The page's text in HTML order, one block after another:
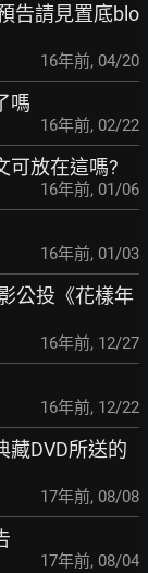
告請見置底blo
16年前, 04/20
嗎
16年前, 02/22
可放在這嗎?
16年前, 01/06
16年前, 01/03
公投《花樣年
16年前, 12/27
16年前, 12/22
藏DVD所送的
17年前, 08/08
17年前, 08/04